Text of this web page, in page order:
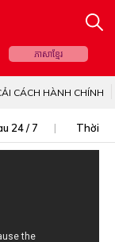
ភាសាខ្មែរ
CÁCH HÀNH CHÍNH
24 / 7 Thời sự